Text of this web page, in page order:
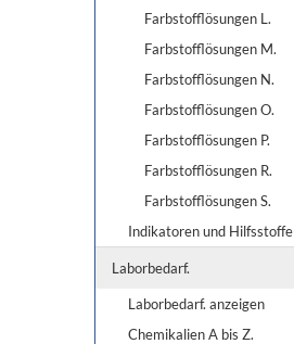
Farbstofflösungen L.
Farbstofflösungen M.
Farbstofflösungen N.
Farbstofflösungen O.
Farbstofflösungen P.
Farbstofflösungen R.
Farbstofflösungen S.
Indikatoren und Hilfsstoffe
Laborbedarf.
Laborbedarf. anzeigen
Chemikalien A bis Z.